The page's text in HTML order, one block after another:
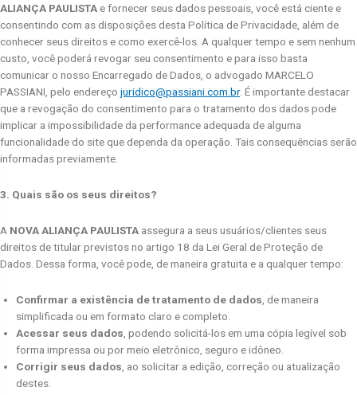
ALIANÇA PAULISTAe fornecer seus dados pessoais, você está ciente e
consentindo com as disposições desta Política de Privacidade, além de
conhecer seus direitos e como exercê-los. A qualquer tempo e sem nenhum
custo, você poderá revogar seu consentimento e para isso basta
comunicar o nosso Encarregado de Dados, o advogado MARCELO
PASSIANI, pelo endereço juridico@passiani.com.br. É importante destacar
que a revogação do consentimento para o tratamento dos dados pode
implicar a impossibilidade da performance adequada de alguma
funcionalidade do site que dependa da operação. Tais consequências serão
informadas previamente.
3. Quais são os seus direitos?
A NOVA ALIANÇA PAULISTA assegura a seus usuários/clientes seus
direitos de titular previstos no artigo 18 da Lei Geral de Proteção de
Dados. Dessa forma, você pode, de maneira gratuita e a qualquer tempo:
Confirmar a existência de tratamento de dados , de maneira
simplificada ou em formato claro e completo.
Acessar seus dados , podendo solicitá-los em uma cópia legível sob
forma impressa ou por meio eletrônico, seguro e idôneo.
Corrigir seus dados , ao solicitar a edição, correção ou atualização
destes.